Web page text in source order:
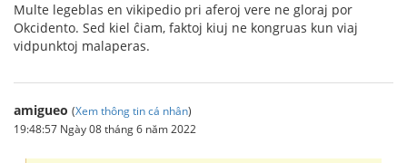
Multe legeblas en vikipedio pri aferoj vere ne gloraj por
Okcidento. Sed kiel ĉiam, faktoj kiuj ne kongruas kun viaj
vidpunktoj malaperas.
amigueo (Xem thông tin cá nhân)
19:48:57 Ngày 08 tháng 6 năm 2022